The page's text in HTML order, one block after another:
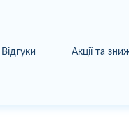
Відгуки Акції та